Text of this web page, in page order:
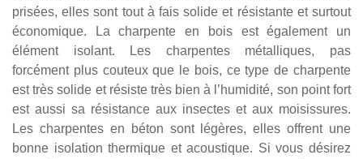
prisées, elles sont tout à fais solide et résistante et surtout
économique. La charpente en bois est également un
élément isolant. Les charpentes métalliques, pas
forcément plus couteux que le bois, ce type de charpente
est très solide et résiste très bien à l’humidité, son point fort
est aussi sa résistance aux insectes et aux moisissures.
Les charpentes en béton sont légères, elles offrent une
bonne isolation thermique et acoustique. Si vous désirez